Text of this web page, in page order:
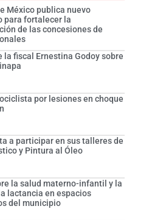
México publica nuevo
para fortalecer la
de las concesiones de
la fiscal Ernestina Godoy sobre
por lesiones en choque
a participar en sus talleres de
y Pintura al Óleo
la salud materno-infantil y la
lactancia en espacios
del municipio